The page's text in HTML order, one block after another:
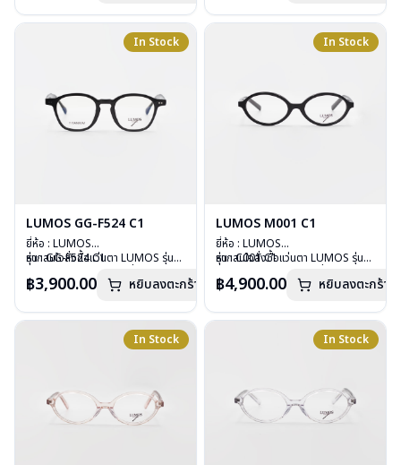
น้ำหนัก : 20 กรัม
อุปกรณ์ : กล่องแว่น , ผ้าเช็ดแว่น
น้ำหนัก : 29 กรัม
อุปกรณ์ : กล่องแว่น , ผ้าเช็ดแว่น
In Stock
LUMOS GG-F524 C1
ยี่ห้อ : LUMOS
รุ่น : GG-F524 C1
เลนส์ : Demo Lens
น้ำหนัก : 29 กรัม
อุปกรณ์ : กล่องแว่น , ผ้าเช็ดแว่น
หากสนใจสั่งชื้อแว่นตา LUMOS รุ่น
กรุณาติดต่อเราคลิก
฿3,900.00 หยิบลงตะกร้า
In Stock
LUMOS M001 C1
ยี่ห้อ : LUMOS
รุ่น : C001 C1
เลนส์ : Demo Lens
น้ำหนัก : 26 กรัม
อุปกรณ์ : กล่องแว่น , ผ้าเช็ดแว่น
หากสนใจสั่งชื้อแว่นตา LUMOS รุ่น
กรุณาติดต่อเราคลิก
฿4,900.00 หยิบลงตะกร้า
In Stock In Stock